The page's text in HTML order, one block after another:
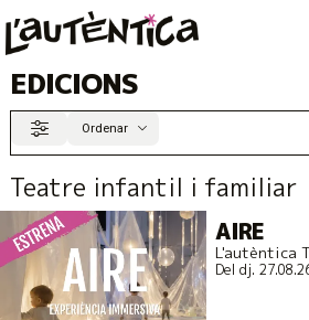
EDICIONS
Filtrar Ordenar
Teatre infantil i familiar
AIRE
L'autèntica
Del dj.